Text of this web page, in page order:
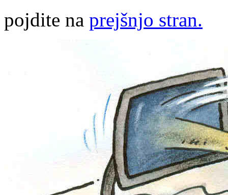
pojdite na prejšnjo stran.